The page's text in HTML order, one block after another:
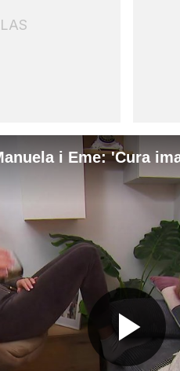
i Eme: 'Cura